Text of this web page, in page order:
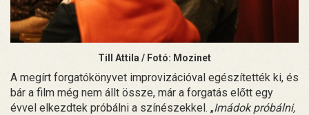
Till Attila / Fotó: Mozinet
A megírt forgatókönyvet improvizációval egészítették ki, és
bár a film még nem állt össze, már a forgatás előtt egy
évvel elkezdtek próbálni a színészekkel. „Imádok próbálni,